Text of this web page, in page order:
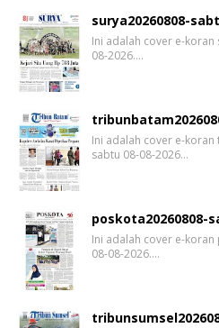
surya20260808-
Ini adalah cover e-
08-2026.…
Ini adalah cover e-
sabtu 08-08-2026…
poskota20260808-
Ini adalah cover e-
08-08-2026.…